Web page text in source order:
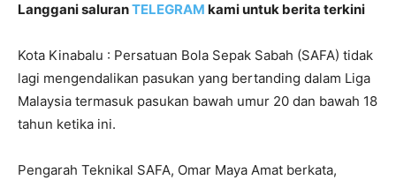
Langgani saluranTELEGRAM kami untuk berita terkini
Kota Kinabalu : Persatuan Bola Sepak Sabah (SAFA) tidak
lagi mengendalikan pasukan yang bertanding dalam Liga
Malaysia termasuk pasukan bawah umur 20 dan bawah 18
tahun ketika ini.
Pengarah Teknikal SAFA, Omar Maya Amat berkata,